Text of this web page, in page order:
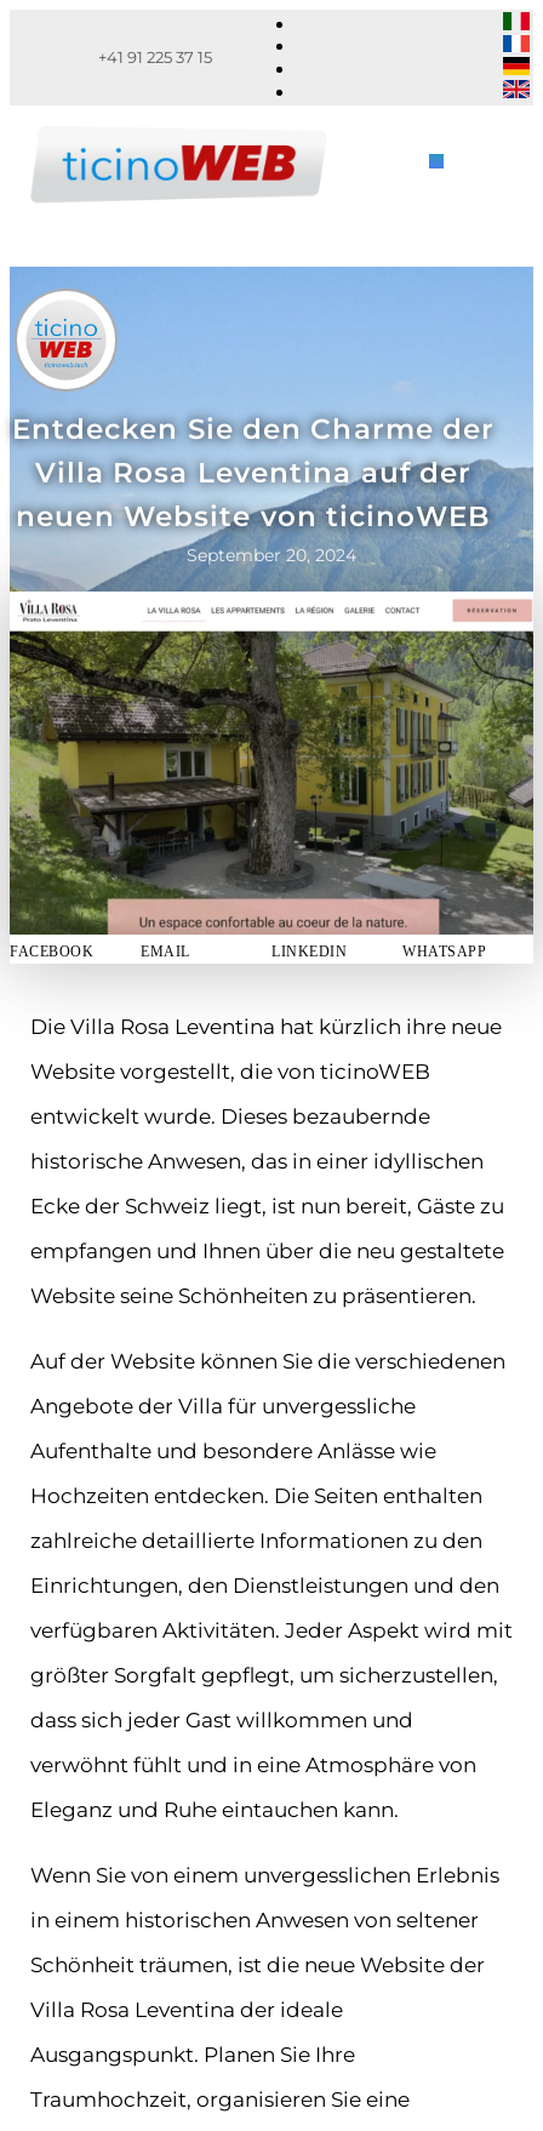
+41 91 225 37 15
Entdecken Sie den Charme der
Villa Rosa Leventina auf der
neuen Website von ticinoWEB
September 20, 2024
FACEBOOK EMAIL LINKEDIN WHATSAPP
Die Villa Rosa Leventina hat kürzlich ihre neue
Website vorgestellt, die von ticinoWEB
entwickelt wurde. Dieses bezaubernde
historische Anwesen, das in einer idyllischen
Ecke der Schweiz liegt, ist nun bereit, Gäste zu
empfangen und Ihnen über die neu gestaltete
Website seine Schönheiten zu präsentieren.
Auf der Website können Sie die verschiedenen
Angebote der Villa für unvergessliche
Aufenthalte und besondere Anlässe wie
Hochzeiten entdecken. Die Seiten enthalten
zahlreiche detaillierte Informationen zu den
Einrichtungen, den Dienstleistungen und den
verfügbaren Aktivitäten. Jeder Aspekt wird mit
größter Sorgfalt gepflegt, um sicherzustellen,
dass sich jeder Gast willkommen und
verwöhnt fühlt und in eine Atmosphäre von
Eleganz und Ruhe eintauchen kann.
Wenn Sie von einem unvergesslichen Erlebnis
in einem historischen Anwesen von seltener
Schönheit träumen, ist die neue Website der
Villa Rosa Leventina der ideale
Ausgangspunkt. Planen Sie Ihre
Traumhochzeit, organisieren Sie eine